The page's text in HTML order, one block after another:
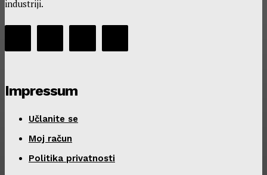
industriji.
Impressum
Učlanite se
Moj račun
Politika privatnosti